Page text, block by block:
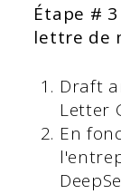
Étape #
lettre de
Draft
Letter
En